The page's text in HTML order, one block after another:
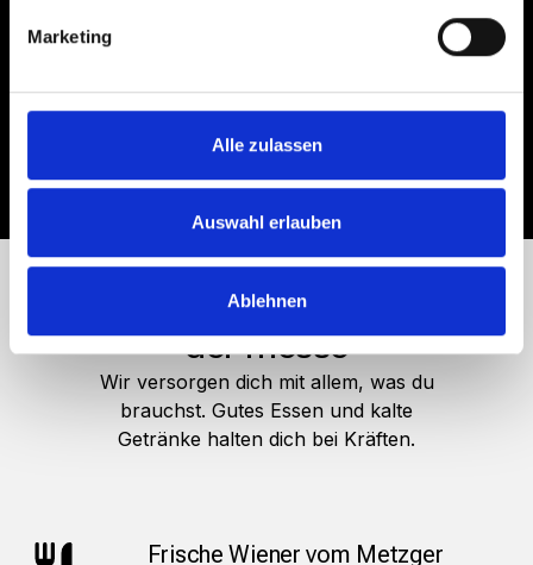
Marketing
Alle zulassen
Auswahl erlauben
Ablehnen
möchtest über den Angelschein
Knüpfe Kontakte zu zukünftigen Angelfreunden!
Essen und trinken während
der messe
Wir versorgen dich mit allem, was du
brauchst. Gutes Essen und kalte
Getränke halten dich bei Kräften.
Frische Wiener vom Metzger